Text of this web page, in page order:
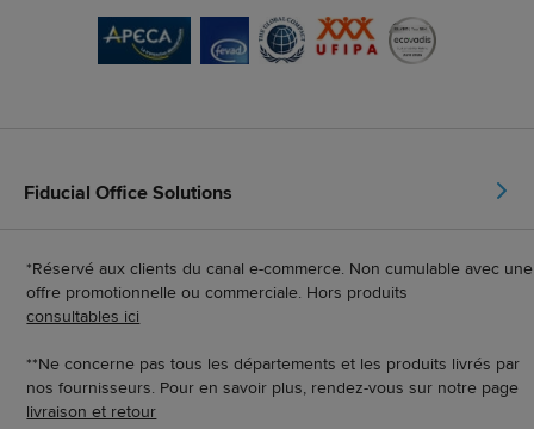
Fiducial Office Solutions
*Réservé aux clients du canal e-commerce. Non cumulable avec une
offre promotionnelle ou commerciale. Hors produits
consultables ici
**Ne concerne pas tous les départements et les produits livrés par
nos fournisseurs. Pour en savoir plus, rendez-vous sur notre page
livraison et retour